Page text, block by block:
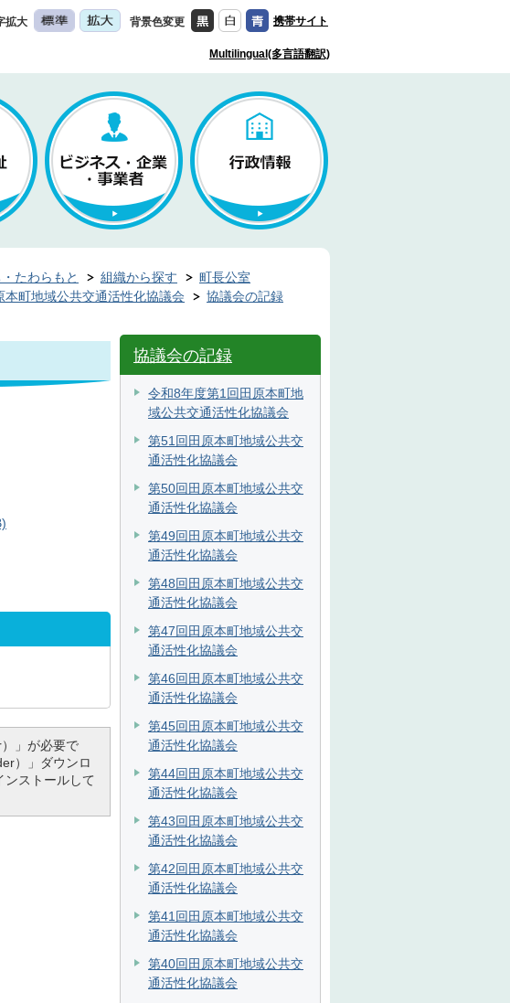
拡大 背景色変更 携帯サイト
Multilingual(多言語翻訳)
たわらもと 組織から探す
町長公室
本町地域公共交通活性化協議会
協議会の記録
」が必要で
）」ダウンロ
ストールして
協議会の記録
令和8年度第1回田原本町地
域公共交通活性化協議会
第51回田原本町地域公共交
通活性化協議会
第50回田原本町地域公共交
通活性化協議会
第49回田原本町地域公共交
通活性化協議会
第48回田原本町地域公共交
通活性化協議会
第47回田原本町地域公共交
通活性化協議会
第46回田原本町地域公共交
通活性化協議会
第45回田原本町地域公共交
通活性化協議会
第44回田原本町地域公共交
通活性化協議会
第43回田原本町地域公共交
通活性化協議会
第42回田原本町地域公共交
通活性化協議会
第41回田原本町地域公共交
通活性化協議会
第40回田原本町地域公共交
通活性化協議会